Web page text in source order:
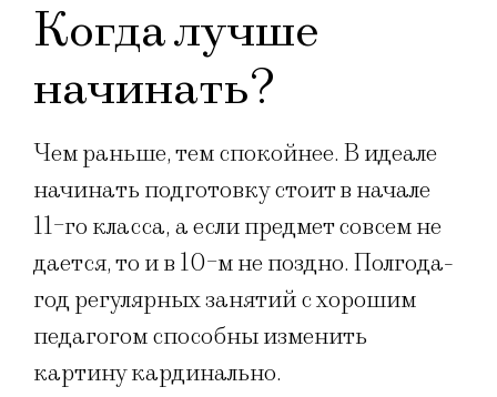
Когда лучше
начинать?
Чем раньше, тем спокойнее. В идеале
начинать подготовку стоит в начале
11-го класса, а если предмет совсем не
дается, то и в 10-м не поздно. Полгода-
год регулярных занятий с хорошим
педагогом способны изменить
картину кардинально.